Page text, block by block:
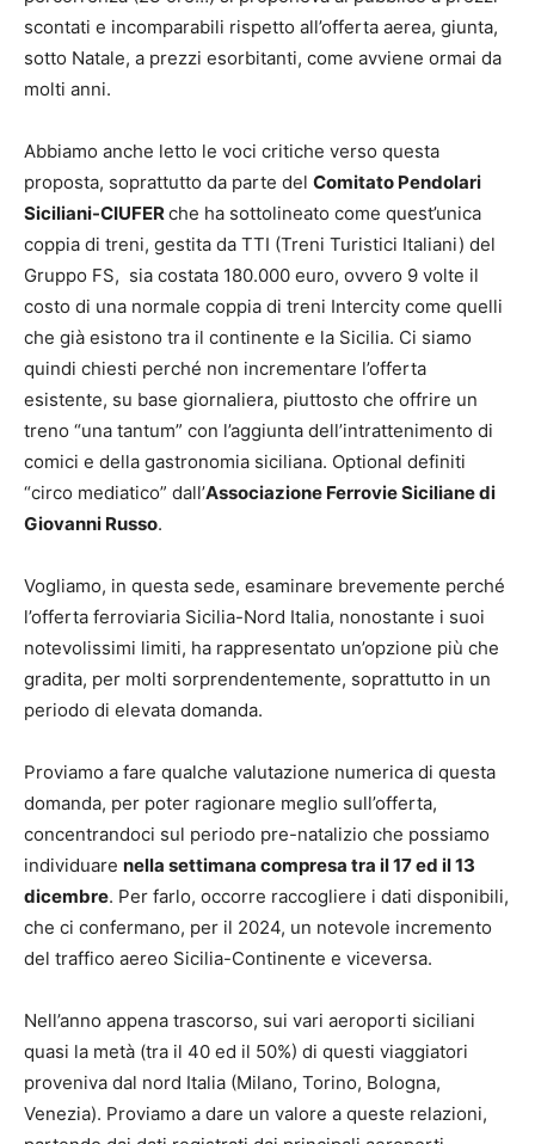
scontati e incomparabili rispetto all’offerta aerea, giunta,
sotto Natale, a prezzi esorbitanti, come avviene ormai da
molti anni.
Abbiamo anche letto le voci critiche verso questa
proposta, soprattutto da parte del Comitato Pendolari
Siciliani-CIUFER che ha sottolineato come quest’unica
coppia di treni, gestita da TTI (Treni Turistici Italiani) del
Gruppo FS, sia costata 180.000 euro, ovvero 9 volte il
costo di una normale coppia di treni Intercity come quelli
che già esistono tra il continente e la Sicilia. Ci siamo
quindi chiesti perché non incrementare l’offerta
esistente, su base giornaliera, piuttosto che offrire un
treno “una tantum” con l’aggiunta dell’intrattenimento di
comici e della gastronomia siciliana. Optional definiti
“circo mediatico” dall’Associazione Ferrovie Siciliane di
Giovanni Russo.
Vogliamo, in questa sede, esaminare brevemente perché
l’offerta ferroviaria Sicilia-Nord Italia, nonostante i suoi
notevolissimi limiti, ha rappresentato un’opzione più che
gradita, per molti sorprendentemente, soprattutto in un
periodo di elevata domanda.
Proviamo a fare qualche valutazione numerica di questa
domanda, per poter ragionare meglio sull’offerta,
concentrandoci sul periodo pre-natalizio che possiamo
individuare nella settimana compresa tra il 17 ed il 13
dicembre. Per farlo, occorre raccogliere i dati disponibili,
che ci confermano, per il 2024, un notevole incremento
del traffico aereo Sicilia-Continente e viceversa.
Nell’anno appena trascorso, sui vari aeroporti siciliani
quasi la metà (tra il 40 ed il 50%) di questi viaggiatori
proveniva dal nord Italia (Milano, Torino, Bologna,
Venezia). Proviamo a dare un valore a queste relazioni,